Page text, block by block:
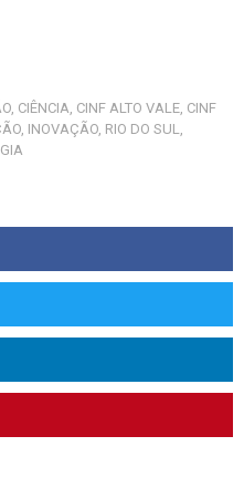
CIÊNCIA CINF ALTO VALE CINF
INOVAÇÃO RIO DO SUL